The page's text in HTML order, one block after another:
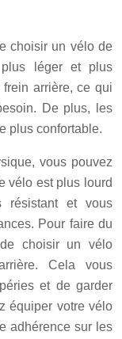
choisir un vélo de
léger et plus
frein arrière, ce qui
De plus, les
plus confortable.
vous pouvez
vélo est plus lourd
résistant et vous
Pour faire du
choisir un vélo
Cela vous
et de garder
équiper votre vélo
adhérence sur les